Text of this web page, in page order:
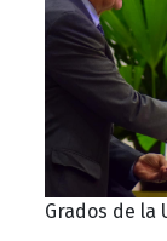
Grados de la